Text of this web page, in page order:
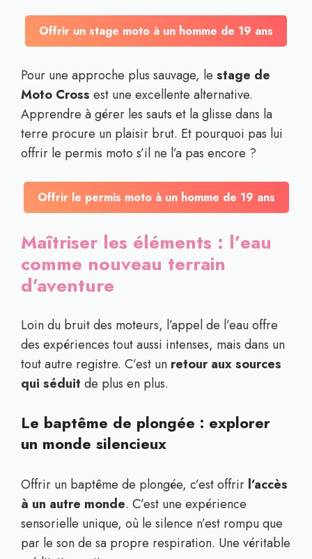
Offrir un stage moto à un homme de 19 ans
Pour une approche plus sauvage, le stage de
Moto Cross est une excellente alternative.
Apprendre à gérer les sauts et la glisse dans la
terre procure un plaisir brut. Et pourquoi pas lui
offrir le permis moto s’il ne l’a pas encore ?
Offrir le permis moto à un homme de 19 ans
Maîtriser les éléments : l’eau
comme nouveau terrain
d’aventure
Loin du bruit des moteurs, l’appel de l’eau offre
des expériences tout aussi intenses, mais dans un
tout autre registre. C’est un retour aux sources
qui séduit de plus en plus.
Le baptême de plongée : explorer
un monde silencieux
Offrir un baptême de plongée, c’est offrir l’accès
à un autre monde. C’est une expérience
sensorielle unique, où le silence n’est rompu que
par le son de sa propre respiration. Une véritable